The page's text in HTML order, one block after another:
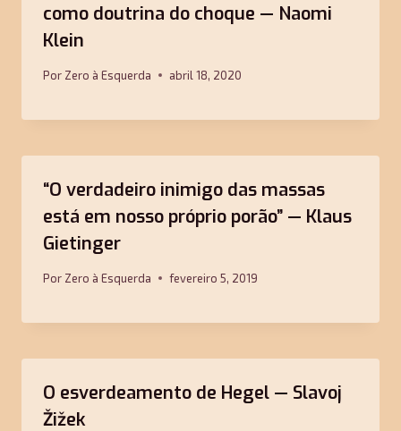
como doutrina do choque — Naomi
Klein
Por Zero à Esquerda abril 18, 2020
“O verdadeiro inimigo das massas
está em nosso próprio porão” — Klaus
Gietinger
Por Zero à Esquerda fevereiro 5, 2019
O esverdeamento de Hegel — Slavoj
Žižek